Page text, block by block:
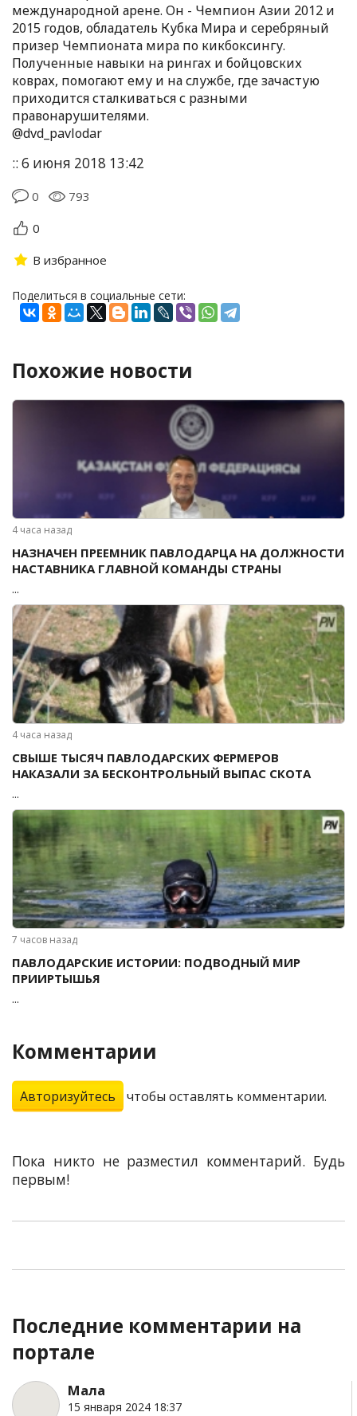
международной арене. Он - Чемпион Азии 2012 и
2015 годов, обладатель Кубка Мира и серебряный
призер Чемпионата мира по кикбоксингу.
Полученные навыки на рингах и бойцовских
коврах, помогают ему и на службе, где зачастую
приходится сталкиваться с разными
правонарушителями.
@dvd_pavlodar
:: 6 июня 2018 13:42
0
793
0
В избранное
Поделиться в социальные сети:
Похожие новости
4 часа назад
НАЗНАЧЕН ПРЕЕМНИК ПАВЛОДАРЦА НА ДОЛЖНОСТИ
НАСТАВНИКА ГЛАВНОЙ КОМАНДЫ СТРАНЫ
...
4 часа назад
СВЫШЕ ТЫСЯЧ ПАВЛОДАРСКИХ ФЕРМЕРОВ
НАКАЗАЛИ ЗА БЕСКОНТРОЛЬНЫЙ ВЫПАС СКОТА
...
7 часов назад
ПАВЛОДАРСКИЕ ИСТОРИИ: ПОДВОДНЫЙ МИР
ПРИИРТЫШЬЯ
...
Комментарии
Авторизуйтесь чтобы оставлять комментарии.
Пока никто не разместил комментарий. Будь
первым!
Последние комментарии на
портале
Мала
15 января 2024 18:37